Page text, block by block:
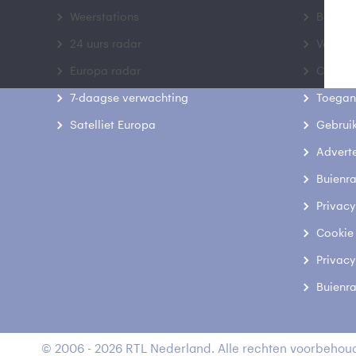
Weerstations
24 uurs radar
Europa radar
7-daagse verwachting
Satelliet Europa
Contact
© 2006 - 2026 RTL Nederland. Alle rechten